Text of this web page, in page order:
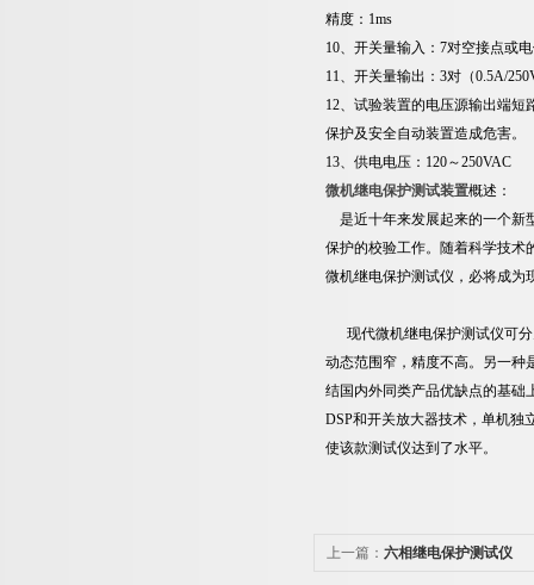
精度：1ms
10、开关量输入：7对空接点或
11、开关量输出：3对（0.5A/
12、 试验装置的电压源输出端短
保护及安全自动装置造成危害。
13、供电电压：120～250VAC
微机继电保护测试装置概述：
是近十年来发展起来的一个新
保护的校验工作。随着科学技术
微机继电保护测试仪，必将成为
现代微机继电保护测试仪可分
动态范围窄，精度不高。另一种
结国内外同类产品优缺点的基础
DSP和开关放大器技术，单机独
使该款测试仪达到了水平。
上一篇： 六相继电保护测试仪